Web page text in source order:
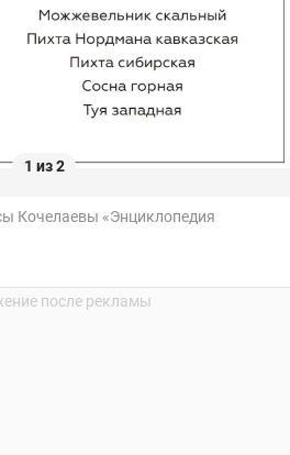
1 из 2
Кочелаевы «Энциклопедия